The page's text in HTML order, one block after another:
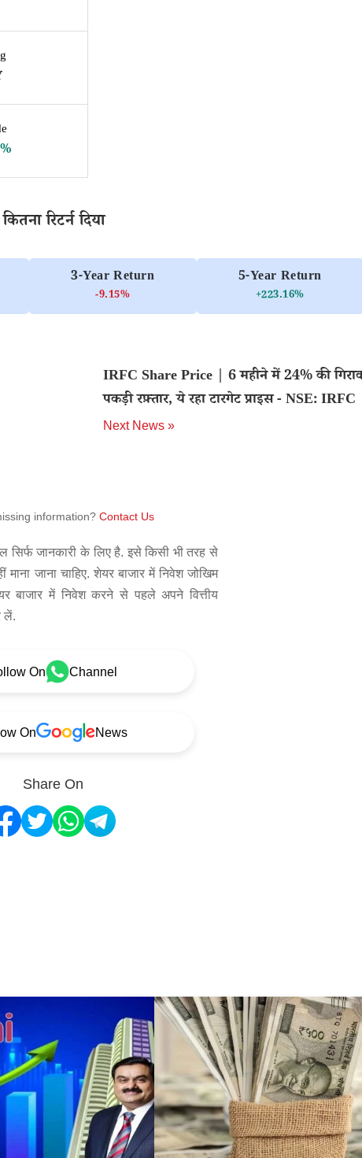
रिटर्न दिया
3-Year Return
-9.15%
5-Year Return
+223.16%
IRFC Share Price | 6 महीने में 24% की
पकड़ी रफ़्तार, ये रहा टारगेट प्राइस - NSE: IRFC
Next News »
information? Contact Us
सिर्फ जानकारी के लिए है. इसे किसी भी तरह से
जाना चाहिए. शेयर बाजार में निवेश जोखिम
बाजार में निवेश करने से पहले अपने वित्तीय
लें.
On Channel
On News
Share On